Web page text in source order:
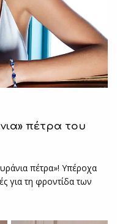
πέτρα του
πέτρα»! Υπέροχα
για τη φροντίδα των